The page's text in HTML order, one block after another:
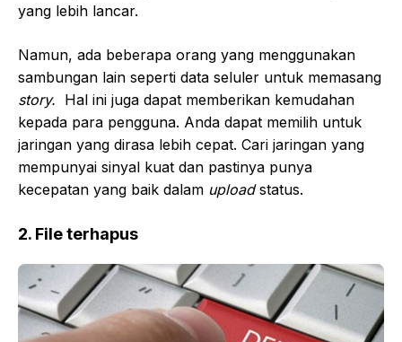
yang lebih lancar.
Namun, ada beberapa orang yang menggunakan
sambungan lain seperti data seluler untuk memasang
story. Hal ini juga dapat memberikan kemudahan
kepada para pengguna. Anda dapat memilih untuk
jaringan yang dirasa lebih cepat. Cari jaringan yang
mempunyai sinyal kuat dan pastinya punya
kecepatan yang baik dalam uploadstatus.
2. File terhapus